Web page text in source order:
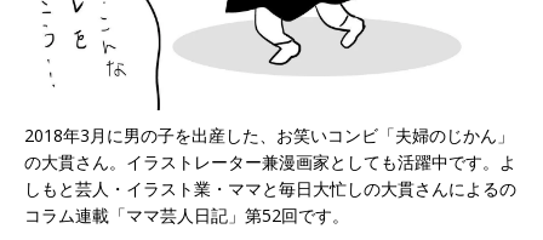
2018年3月に男の子を出産した、お笑いコンビ「夫婦のじかん」
の大貫さん。イラストレーター兼漫画家としても活躍中です。よ
しもと芸人・イラスト業・ママと毎日大忙しの大貫さんによるの
コラム連載「ママ芸人日記」第52回です。